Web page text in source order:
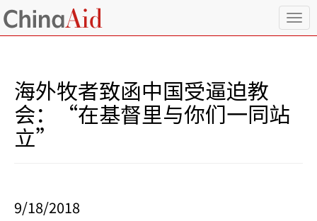
T
o
海外牧者致函中国受逼迫教
会：“在基督里与你们一同站
立”
9/18/2018